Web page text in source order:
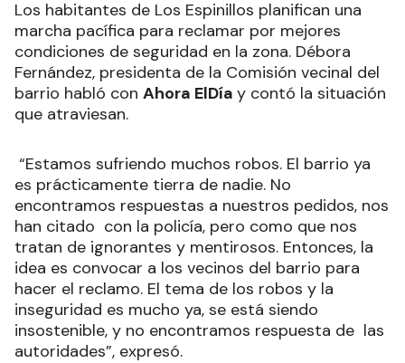
Los habitantes de Los Espinillos planifican una
marcha pacífica para reclamar por mejores
condiciones de seguridad en la zona. Débora
Fernández, presidenta de la Comisión vecinal del
barrio habló con Ahora ElDía y contó la situación
que atraviesan.
“Estamos sufriendo muchos robos. El barrio ya
es prácticamente tierra de nadie. No
encontramos respuestas a nuestros pedidos, nos
han citado con la policía, pero como que nos
tratan de ignorantes y mentirosos. Entonces, la
idea es convocar a los vecinos del barrio para
hacer el reclamo. El tema de los robos y la
inseguridad es mucho ya, se está siendo
insostenible, y no encontramos respuesta de las
autoridades”, expresó.